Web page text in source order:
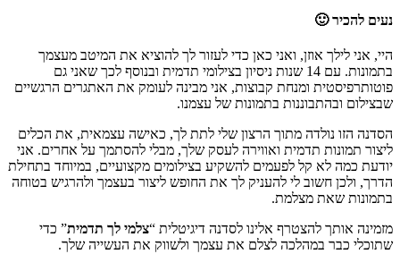
נעים להכיר 🙂
היי, אני לילך אוזן, ואני כאן כדי לעזור לך להוציא את המיטב מעצמך
בתמונות. עם 14 שנות ניסיון בצילומי תדמית ובנוסף לכך שאני גם
פוטותרפיסטית ומנחת קבוצות, אני מבינה לעומק את האתגרים הרגשיים
שבצילום ובהתבוננות בתמונות של עצמנו.
הסדנה הזו נולדה מתוך הרצון שלי לתת לך, כאישה עצמאית, את הכלים
ליצור תמונות תדמית ואווירה לעסק שלך, מבלי להסתמך על אחרים. אני
יודעת כמה לא קל לפעמים להשקיע בצילומים מקצועיים, במיוחד בתחילת
הדרך, ולכן חשוב לי להעניק לך את החופש ליצור בעצמך ולהרגיש בטוחה
בתמונות שאת מצלמת.
מזמינה אותך להצטרף אלינו לסדנה דיגיטלית “צלמי לך תדמית” כדי
שתוכלי כבר במהלכה לצלם את עצמך ולשווק את העשייה שלך.